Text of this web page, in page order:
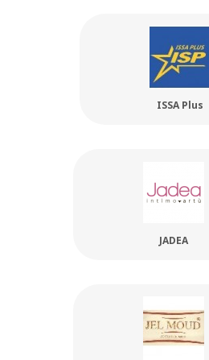
ISSA Plus
JADEA